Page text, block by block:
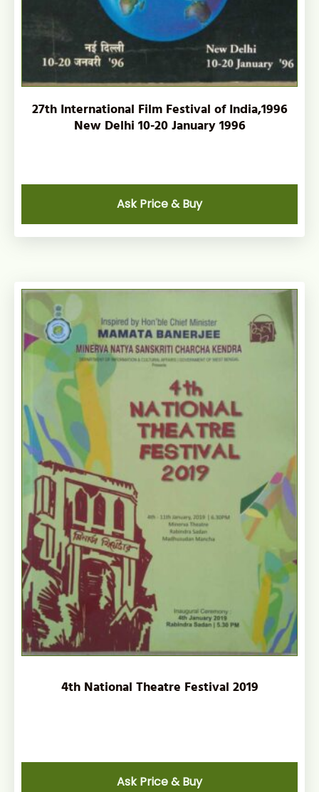
27th International Film Festival of India,1996
New Delhi 10-20 January 1996
Ask Price & Buy
4th National Theatre Festival 2019
Ask Price & Buy